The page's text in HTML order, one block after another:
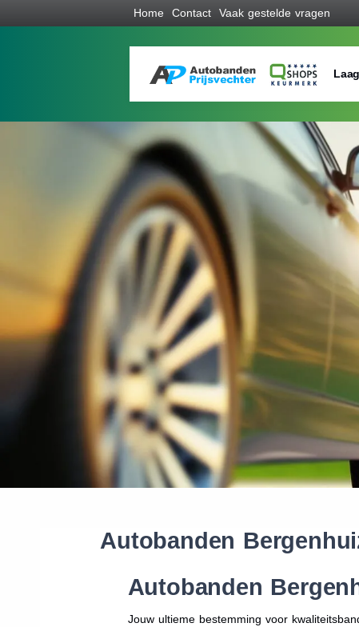
Home Contact Vaak gestelde vragen
Autobanden
Autobanden
Jouw ultieme bestemming voor